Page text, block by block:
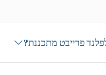
פרייבט מתכננת?